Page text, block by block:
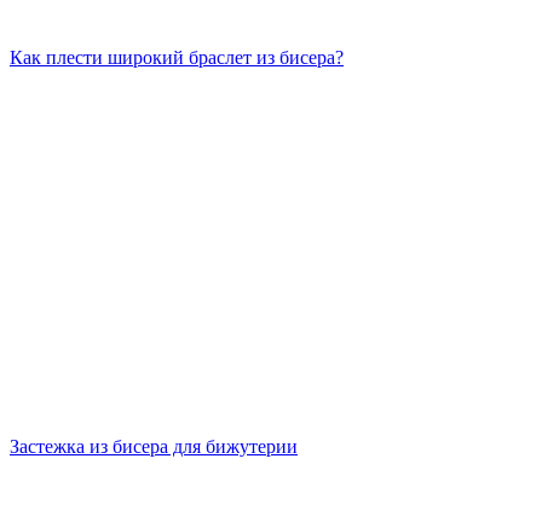
Как плести широкий браслет из бисера?
Застежка из бисера для бижутерии